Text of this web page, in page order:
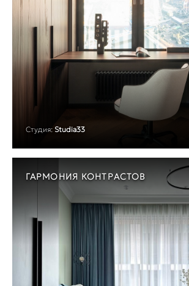
Студия: Studia33
ГАРМОНИЯ КОНТРАСТОВ